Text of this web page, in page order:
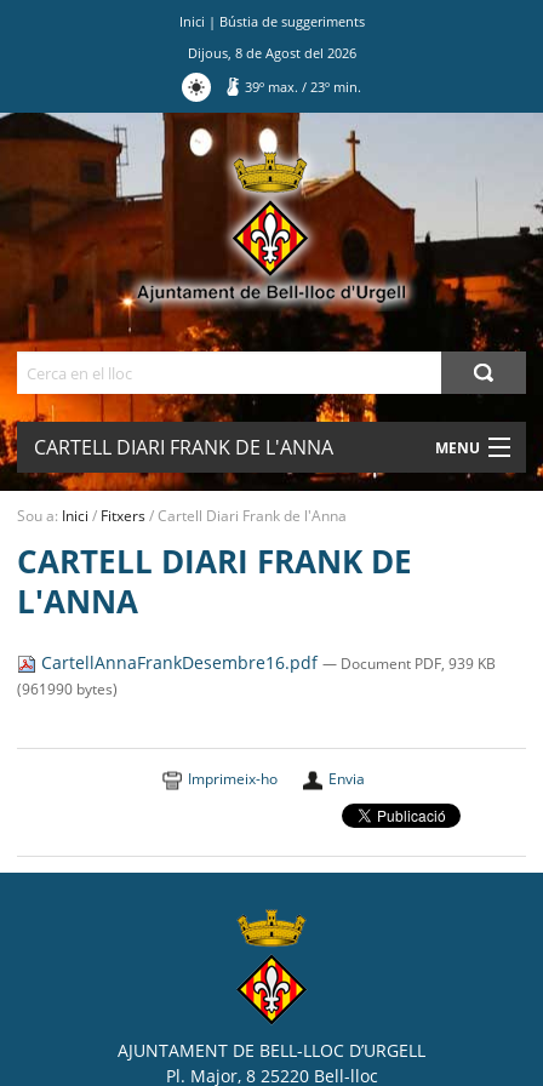
Inici | Bústia de suggeriments
Dijous, 8de Agostdel 2026
39º max./ 23º min.
CARTELL DIARI FRANK DE L'ANNA MENU
MUNICIPI
SEU ELECTRÒNICA
BELL-LLOC SOLUCIONA
Sou a: Inici / Fitxers/Cartell Diari Frank de l'Anna
CARTELL DIARI FRANK DE
L'ANNA
CartellAnnaFrankDesembre16.pdf— Document PDF, 939 KB
(961990 bytes)
Imprimeix-ho Envia
AJUNTAMENT DE BELL-LLOC D’URGELL
Pl. Major, 8 25220 Bell-lloc